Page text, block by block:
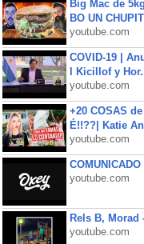
Big Mac de
BO UN
youtube.com
COVID-19 |
l Kicillof y
youtube.com
+20 COSAS
É!!??| Katie
youtube.com
COMUNICADO
youtube.com
Rels B, Morad
youtube.com